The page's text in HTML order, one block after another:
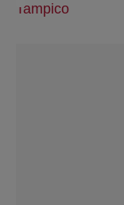
Tampico